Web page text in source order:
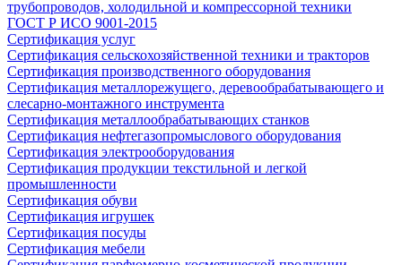
трубопроводов, холодильной и компрессорной техники
ГОСТ Р ИСО 9001-2015
Сертификация услуг
Сертификация сельскохозяйственной техники и тракторов
Сертификация производственного оборудования
Сертификация металлорежущего, деревообрабатывающего и
слесарно-монтажного инструмента
Сертификация металлообрабатывающих станков
Сертификация нефтегазопромыслового оборудования
Сертификация электрооборудования
Сертификация продукции текстильной и легкой
промышленности
Сертификация обуви
Сертификация игрушек
Сертификация посуды
Сертификация мебели